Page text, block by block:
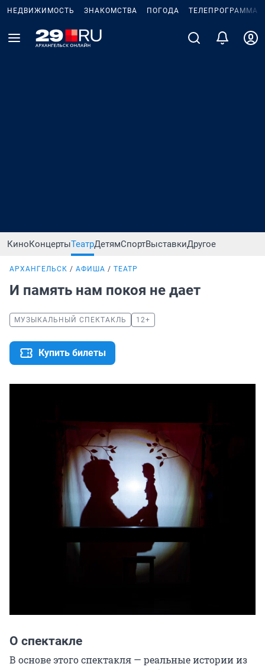
НЕДВИЖИМОСТЬ ЗНАКОМСТВА ПОГОДА ТЕЛЕПРОГРАММА
КиноКонцертыТеатрДетямСпортВыставкиДругое
АРХАНГЕЛЬСК АФИША ТЕАТР
И память нам покоя не дает
МУЗЫКАЛЬНЫЙ СПЕКТАКЛЬ 12+
Купить билеты
О спектакле
В основе этого спектакля — реальные истории из